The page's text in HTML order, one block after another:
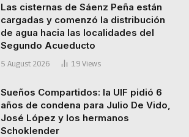
Las cisternas de Sáenz Peña están
cargadas y comenzó la distribución
de agua hacia las localidades del
Segundo Acueducto
5 August 2026 19 Views
Sueños Compartidos: la UIF pidió 6
años de condena para Julio De Vido,
José López y los hermanos
Schoklender